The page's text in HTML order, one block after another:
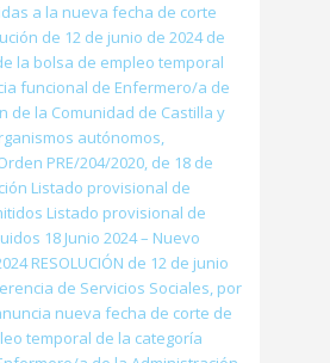
a la nueva fecha de corte
de 12 de junio de 2024 de
la bolsa de empleo temporal
funcional de Enfermero/a de
de la Comunidad de Castilla y
autónomos,
PRE/204/2020, de 18 de
Listado provisional de
Listado provisional de
18 Junio 2024 – Nuevo
RESOLUCIÓN de 12 de junio
de Servicios Sociales, por
nueva fecha de corte de
temporal de la categoría